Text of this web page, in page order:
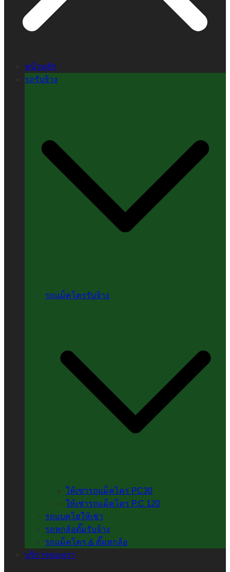
หน้าหลัก
รถรับจ้าง
รถแม็คโครรับจ้าง
ให้เช่ารถแม็คโคร PC30
ให้เช่ารถแม็คโคร P.C 120
รถแบคโฮให้เช่า
รถหกล้อดั๊มรับจ้าง
รถแม็คโคร & ดั๊มหกล้อ
บริการของเรา